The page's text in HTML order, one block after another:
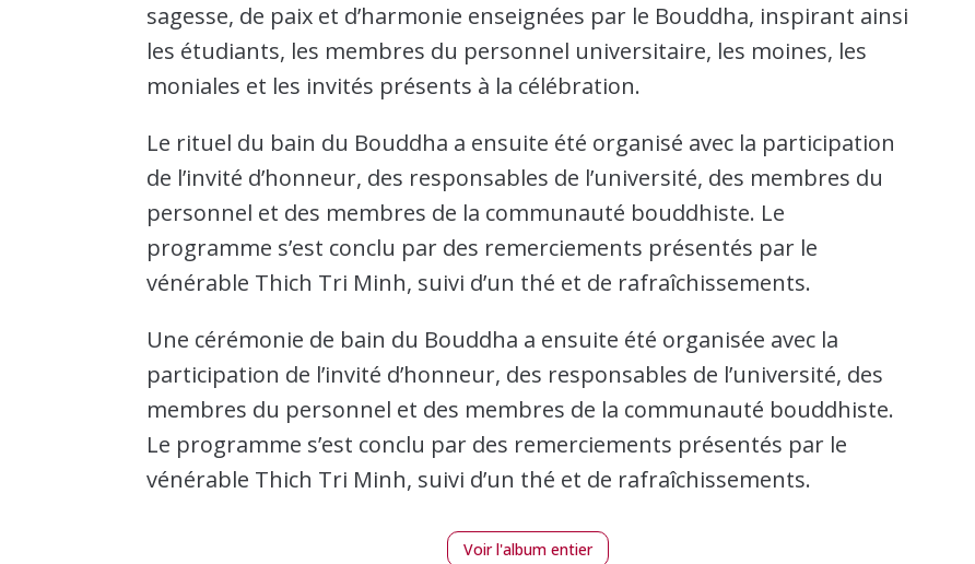
sagesse, de paix et d’harmonie enseignées par le Bouddha, inspirant ainsi
les étudiants, les membres du personnel universitaire, les moines, les
moniales et les invités présents à la célébration.
Le rituel du bain du Bouddha a ensuite été organisé avec la participation
de l’invité d’honneur, des responsables de l’université, des membres du
personnel et des membres de la communauté bouddhiste. Le
programme s’est conclu par des remerciements présentés par le
vénérable Thich Tri Minh, suivi d’un thé et de rafraîchissements.
Une cérémonie de bain du Bouddha a ensuite été organisée avec la
participation de l’invité d’honneur, des responsables de l’université, des
membres du personnel et des membres de la communauté bouddhiste.
Le programme s’est conclu par des remerciements présentés par le
vénérable Thich Tri Minh, suivi d’un thé et de rafraîchissements.
Voir l'album entier